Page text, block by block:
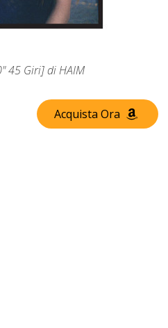
45 Giri] di HAIM
Acquista Ora